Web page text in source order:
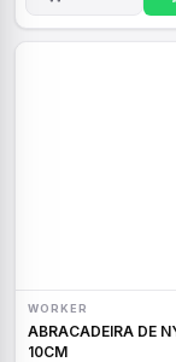
WORKER
ABRACADEIRA DE
10CM